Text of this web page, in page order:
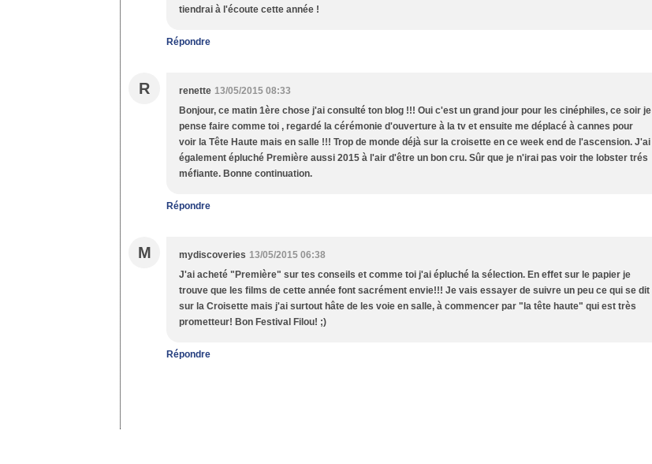
tiendrai à l'écoute cette année !
Répondre
R renette 13/05/2015 08:33
Bonjour, ce matin 1ère chose j'ai consulté ton blog !!! Oui c'est un grand jour pour les cinéphiles, ce soir je
pense faire comme toi , regardé la cérémonie d'ouverture à la tv et ensuite me déplacé à cannes pour
voir la Tête Haute mais en salle !!! Trop de monde déjà sur la croisette en ce week end de l'ascension. J'ai
également épluché Première aussi 2015 à l'air d'être un bon cru. Sûr que je n'irai pas voir the lobster trés
méfiante. Bonne continuation.
Répondre
M mydiscoveries 13/05/2015 06:38
J'ai acheté "Première" sur tes conseils et comme toi j'ai épluché la sélection. En effet sur le papier je
trouve que les films de cette année font sacrément envie!!! Je vais essayer de suivre un peu ce qui se dit
sur la Croisette mais j'ai surtout hâte de les voie en salle, à commencer par "la tête haute" qui est très
prometteur! Bon Festival Filou! ;)
Répondre